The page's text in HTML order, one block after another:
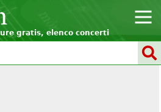
gratis, elenco concerti